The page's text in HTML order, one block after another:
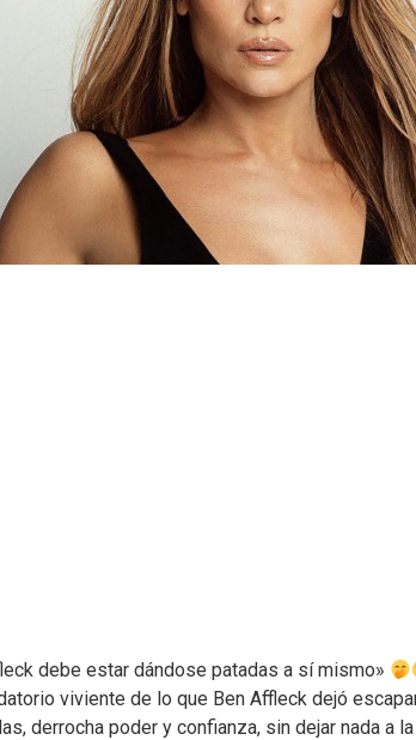
debe estar dándose patadas a sí mismo»
viviente de lo que Ben Affleck dejó
derrocha poder y confianza, sin dejar nada a